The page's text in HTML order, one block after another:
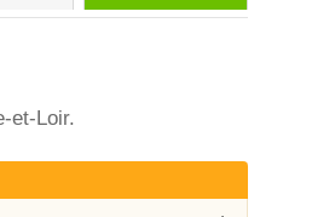
et-Loir.